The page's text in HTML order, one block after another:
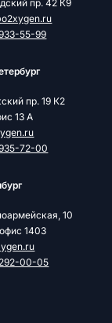
пр. 42 К9
55-99
пр. 19 К2
13 А
72-00
10
1403
00-05